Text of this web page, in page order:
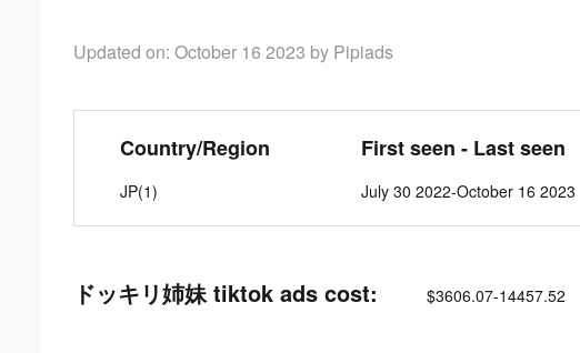
Updated on: October 16 2023 by Pipiads
Country/Region
JP(1)
First seen - Last seen
July 30 2022-October 16 2023
ドッキリ姉妹 tiktok ads cost: $3606.07-14457.52